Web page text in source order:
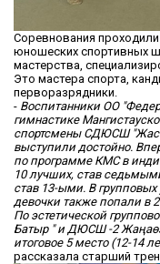
Соревнования
юношеских спортивных
мастерства,
Это мастера спорта,
перворазрядники.
- Воспитанники ОО
гимнастике
спортсмены СДЮСШ "Жас
выступили достойно.
по программе КМС в
10 лучших, став
став 13-ыми. В
девочки также попали в
По эстетической
Батыр " и ДЮСШ -2
итоговое 5 место (12-14
рассказала старший